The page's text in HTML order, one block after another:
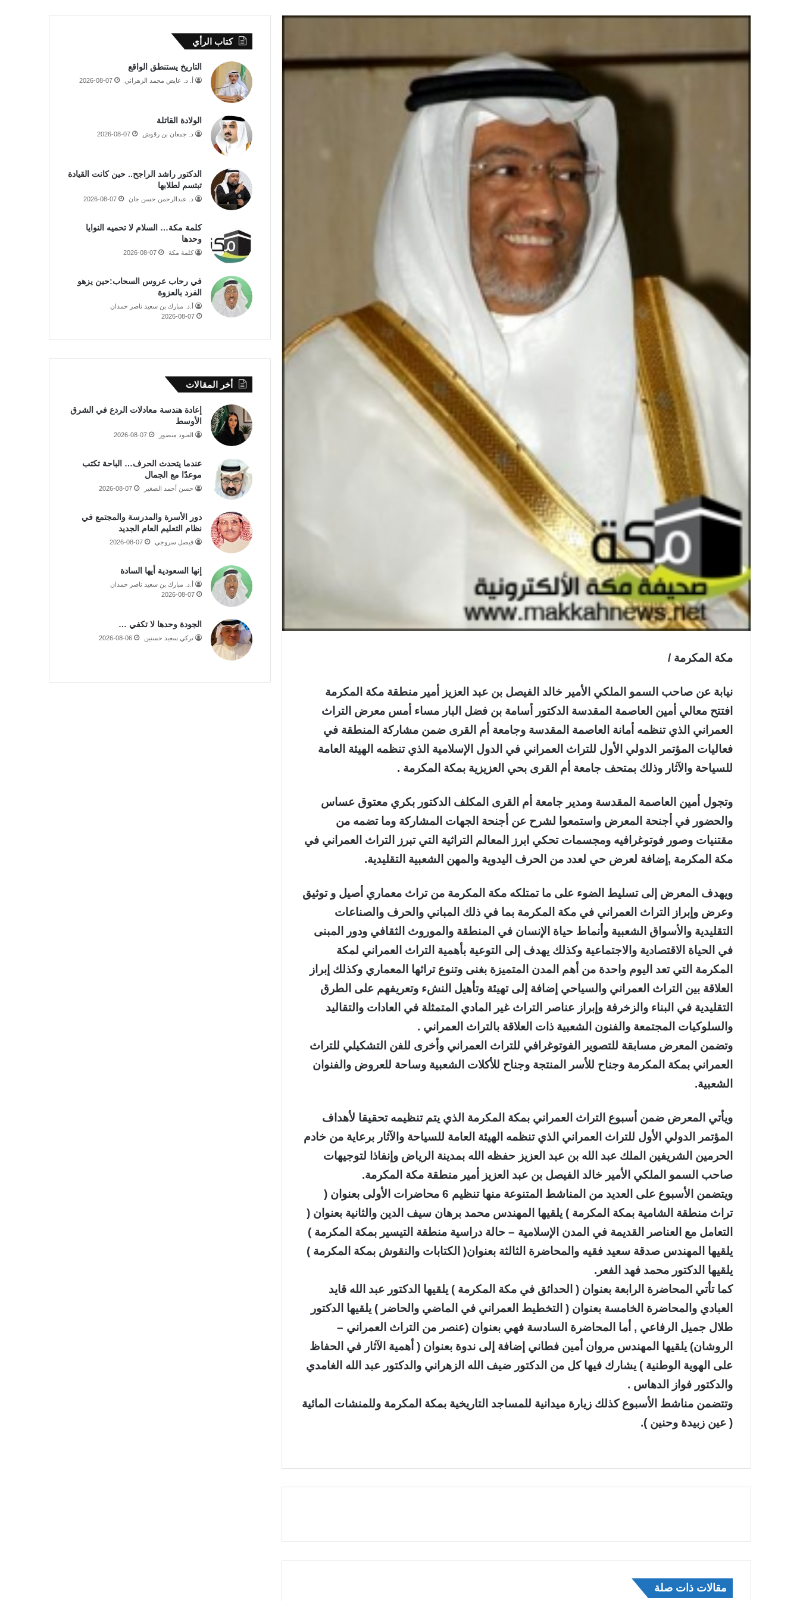
مكة المكرمة /
نيابة عن صاحب السمو الملكي الأمير خالد الفيصل بن عبد العزيز أمير منطقة مكة المكرمة
افتتح معالي أمين العاصمة المقدسة الدكتور أسامة بن فضل البار مساء أمس معرض التراث
العمراني الذي تنظمه أمانة العاصمة المقدسة وجامعة أم القرى ضمن مشاركة المنطقة في
فعاليات المؤتمر الدولي الأول للتراث العمراني في الدول الإسلامية الذي تنظمه الهيئة العامة
للسياحة والآثار وذلك بمتحف جامعة أم القرى بحي العزيزية بمكة المكرمة .
وتجول أمين العاصمة المقدسة ومدير جامعة أم القرى المكلف الدكتور بكري معتوق عساس
والحضور في أجنحة المعرض واستمعوا لشرح عن أجنحة الجهات المشاركة وما تضمه من
مقتنيات وصور فوتوغرافيه ومجسمات تحكي ابرز المعالم التراثية التي تبرز التراث العمراني في
مكة المكرمة ,إضافة لعرض حي لعدد من الحرف اليدوية والمهن الشعبية التقليدية.
ويهدف المعرض إلى تسليط الضوء على ما تمتلكه مكة المكرمة من تراث معماري أصيل و توثيق
وعرض وإبراز التراث العمراني في مكة المكرمة بما في ذلك المباني والحرف والصناعات
التقليدية والأسواق الشعبية وأنماط حياة الإنسان في المنطقة والموروث الثقافي ودور المبنى
في الحياة الاقتصادية والاجتماعية وكذلك يهدف إلى التوعية بأهمية التراث العمراني لمكة
المكرمة التي تعد اليوم واحدة من أهم المدن المتميزة بغنى وتنوع تراثها المعماري وكذلك إبراز
العلاقة بين التراث العمراني والسياحي إضافة إلى تهيئة وتأهيل النشء وتعريفهم على الطرق
التقليدية في البناء والزخرفة وإبراز عناصر التراث غير المادي المتمثلة في العادات والتقاليد
والسلوكيات المجتمعة والفنون الشعبية ذات العلاقة بالتراث العمراني .
وتضمن المعرض مسابقة للتصوير الفوتوغرافي للتراث العمراني وأخرى للفن التشكيلي للتراث
العمراني بمكة المكرمة وجناح للأسر المنتجة وجناح للأكلات الشعبية وساحة للعروض والفنوان
الشعبية.
ويأتي المعرض ضمن أسبوع التراث العمراني بمكة المكرمة الذي يتم تنظيمه تحقيقا لأهداف
المؤتمر الدولي الأول للتراث العمراني الذي تنظمه الهيئة العامة للسياحة والآثار برعاية من خادم
الحرمين الشريفين الملك عبد الله بن عبد العزيز حفظه الله بمدينة الرياض وإنفاذا لتوجيهات
صاحب السمو الملكي الأمير خالد الفيصل بن عبد العزيز أمير منطقة مكة المكرمة.
ويتضمن الأسبوع على العديد من المناشط المتنوعة منها تنظيم 6 محاضرات الأولى بعنوان (
تراث منطقة الشامية بمكة المكرمة ) يلقيها المهندس محمد برهان سيف الدين والثانية بعنوان (
التعامل مع العناصر القديمة في المدن الإسلامية – حالة دراسية منطقة التيسير بمكة المكرمة )
يلقيها المهندس صدقة سعيد فقيه والمحاضرة الثالثة بعنوان( الكتابات والنقوش بمكة المكرمة )
يلقيها الدكتور محمد فهد الفعر.
كما تأتي المحاضرة الرابعة بعنوان ( الحدائق في مكة المكرمة ) يلقيها الدكتور عبد الله قايد
العبادي والمحاضرة الخامسة بعنوان ( التخطيط العمراني في الماضي والحاضر ) يلقيها الدكتور
طلال جميل الرفاعي , أما المحاضرة السادسة فهي بعنوان (عنصر من التراث العمراني –
الروشان) يلقيها المهندس مروان أمين فطاني إضافة إلى ندوة بعنوان ( أهمية الآثار في الحفاظ
على الهوية الوطنية ) يشارك فيها كل من الدكتور ضيف الله الزهراني والدكتور عبد الله الغامدي
والدكتور فواز الدهاس .
وتتضمن مناشط الأسبوع كذلك زيارة ميدانية للمساجد التاريخية بمكة المكرمة وللمنشات المائية
( عين زبيدة وحنين ).
مقالات ذات صلة
كتاب الرأي
التاريخ يستنطق الواقع
أ. د. عايض محمد الزهراني 2026-08-07
الولادة القاتلة
د. جمعان بن رقوش 2026-08-07
الدكتور راشد الراجح.. حين كانت القيادة
تبتسم لطلابها
د. عبدالرحمن حسن جان 2026-08-07
كلمة مكة… السلام لا تحميه النوايا
وحدها
كلمة مكة 2026-08-07
في رحاب عروس السحاب:حين يزهو
الفرد بالعزوة
أ.د. مبارك بن سعيد ناصر حمدان
2026-08-07
أخر المقالات
إعادة هندسة معادلات الردع في الشرق
الأوسط
العنود منصور 2026-08-07
عندما يتحدث الحرف… الباحة تكتب
موعدًا مع الجمال
حسن أحمد الصغير 2026-08-07
دور الأسرة والمدرسة والمجتمع في
نظام التعليم العام الجديد
فيصل سروجي 2026-08-07
إنها السعودية أيها السادة
أ.د. مبارك بن سعيد ناصر حمدان
2026-08-07
الجودة وحدها لا تكفي …
تركي سعيد حسنين 2026-08-06